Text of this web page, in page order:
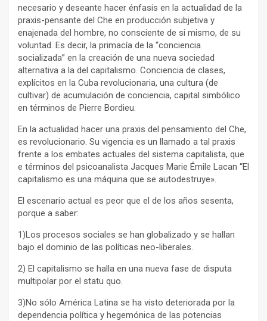
necesario y deseante hacer énfasis en la actualidad de la
praxis-pensante del Che en producción subjetiva y
enajenada del hombre, no consciente de si mismo, de su
voluntad. Es decir, la primacía de la “conciencia
socializada” en la creación de una nueva sociedad
alternativa a la del capitalismo. Conciencia de clases,
explícitos en la Cuba revolucionaria, una cultura (de
cultivar) de acumulación de conciencia, capital simbólico
en términos de Pierre Bordieu.
En la actualidad hacer una praxis del pensamiento del Che,
es revolucionario. Su vigencia es un llamado a tal praxis
frente a los embates actuales del sistema capitalista, que
e términos del psicoanalista Jacques Marie Émile Lacan “El
capitalismo es una máquina que se autodestruye».
El escenario actual es peor que el de los años sesenta,
porque a saber:
1)Los procesos sociales se han globalizado y se hallan
bajo el dominio de las políticas neo-liberales.
2) El capitalismo se halla en una nueva fase de disputa
multipolar por el statu quo.
3)No sólo América Latina se ha visto deteriorada por la
dependencia política y hegemónica de las potencias